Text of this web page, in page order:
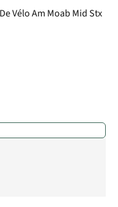
Vélo Am Moab Mid Stx